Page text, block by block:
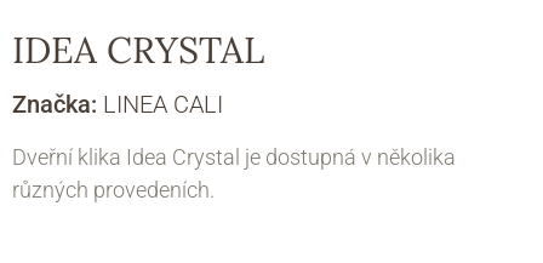
IDEA CRYSTAL
Značka: LINEA CALI
Dveřní klika Idea Crystal je dostupná v několika
různých provedeních.